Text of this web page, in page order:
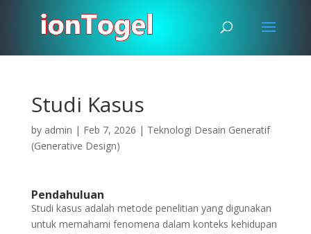
Studi Kasus
by admin | Feb 7, 2026 | Teknologi Desain Generatif
(Generative Design)
Pendahuluan
Studi kasus adalah metode penelitian yang digunakan
untuk memahami fenomena dalam konteks kehidupan